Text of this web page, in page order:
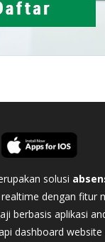
solusi
realtime dengan fitur
berbasis aplikasi
dashboard